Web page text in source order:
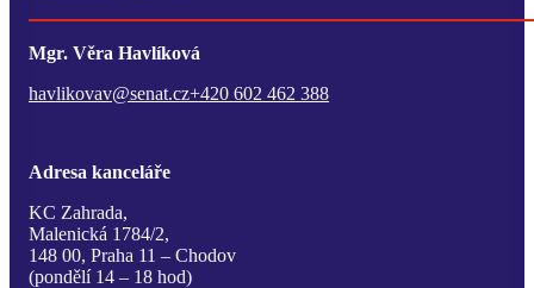
Mgr. Věra Havlíková
havlikovav@senat.cz+420 602 462 388
Adresa kanceláře
KC Zahrada,
Malenická 1784/2,
148 00, Praha 11 – Chodov
(pondělí 14 – 18 hod)